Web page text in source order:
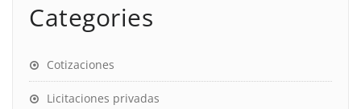
Categories
Cotizaciones
Licitaciones privadas